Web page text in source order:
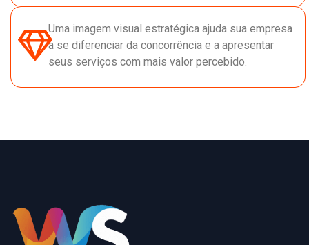
Uma imagem visual estratégica ajuda sua empresa
a se diferenciar da concorrência e a apresentar
seus serviços com mais valor percebido.